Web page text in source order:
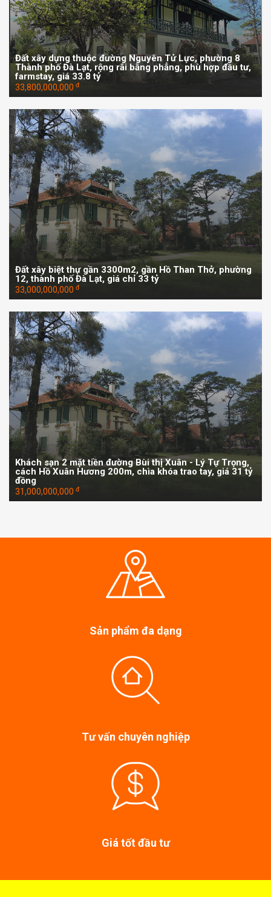
Đất xây dựng thuộc đường Nguyên Tử Lực, phường 8
Thành phố Đà Lạt, rộng rãi bằng phẳng, phù hợp đầu tư,
farmstay, giá 33.8 tỷ
33,800,000,000 đ
Đất xây biệt thự gần 3300m2, gần Hồ Than Thở, phường
12, thành phố Đà Lạt, giá chỉ 33 tỷ
33,000,000,000 đ
Khách sạn 2 mặt tiền đường Bùi thị Xuân - Lý Tự Trọng,
cách Hồ Xuân Hương 200m, chìa khóa trao tay, giá 31 tỷ
đồng
31,000,000,000 đ
Sản phẩm đa dạng
Tư vấn chuyên nghiệp
Giá tốt đầu tư